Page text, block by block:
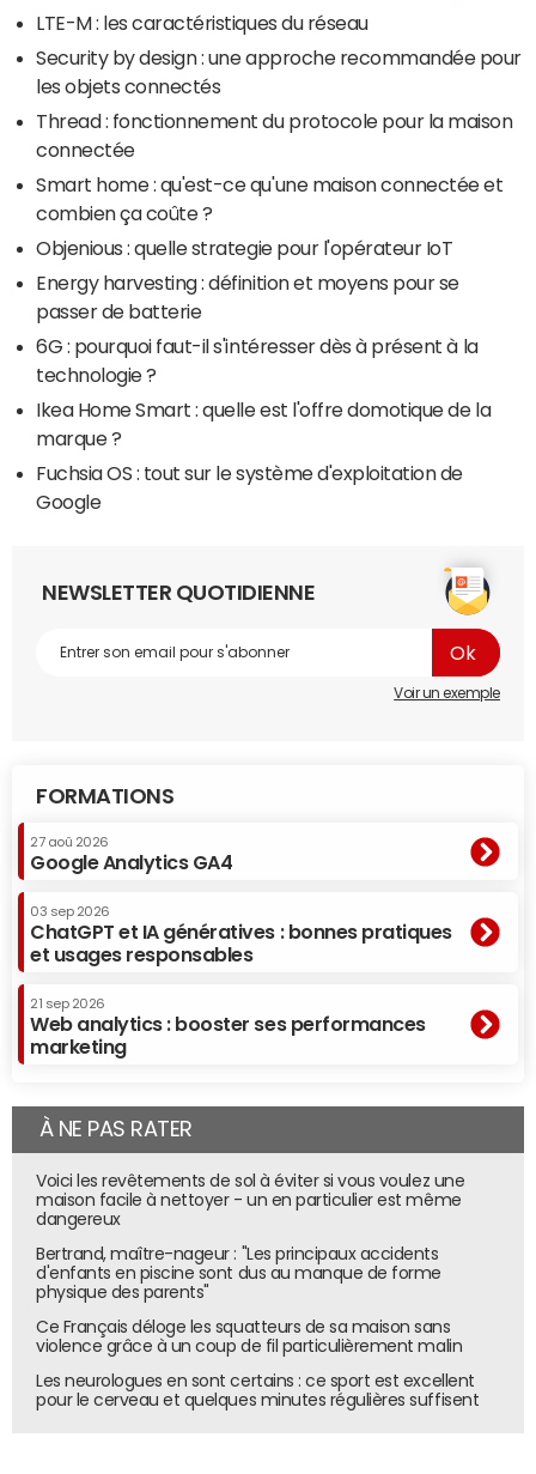
LTE-M : les caractéristiques du réseau
Security by design : une approche recommandée pour
les objets connectés
Thread : fonctionnement du protocole pour la maison
connectée
Smart home : qu'est-ce qu'une maison connectée et
combien ça coûte ?
Objenious : quelle strategie pour l'opérateur IoT
Energy harvesting : définition et moyens pour se
passer de batterie
6G : pourquoi faut-il s'intéresser dès à présent à la
technologie ?
Ikea Home Smart : quelle est l'offre domotique de la
marque ?
Fuchsia OS : tout sur le système d'exploitation de
Google
NEWSLETTER QUOTIDIENNE
Voir un exemple
FORMATIONS
27 aoû 2026
Google Analytics GA4
03 sep 2026
ChatGPT et IA génératives : bonnes pratiques
et usages responsables
21 sep 2026
Web analytics : booster ses performances
marketing
À NE PAS RATER
Voici les revêtements de sol à éviter si vous voulez une
maison facile à nettoyer - un en particulier est même
dangereux
Bertrand, maître-nageur : "Les principaux accidents
d'enfants en piscine sont dus au manque de forme
physique des parents"
Ce Français déloge les squatteurs de sa maison sans
violence grâce à un coup de fil particulièrement malin
Les neurologues en sont certains : ce sport est excellent
pour le cerveau et quelques minutes régulières suffisent